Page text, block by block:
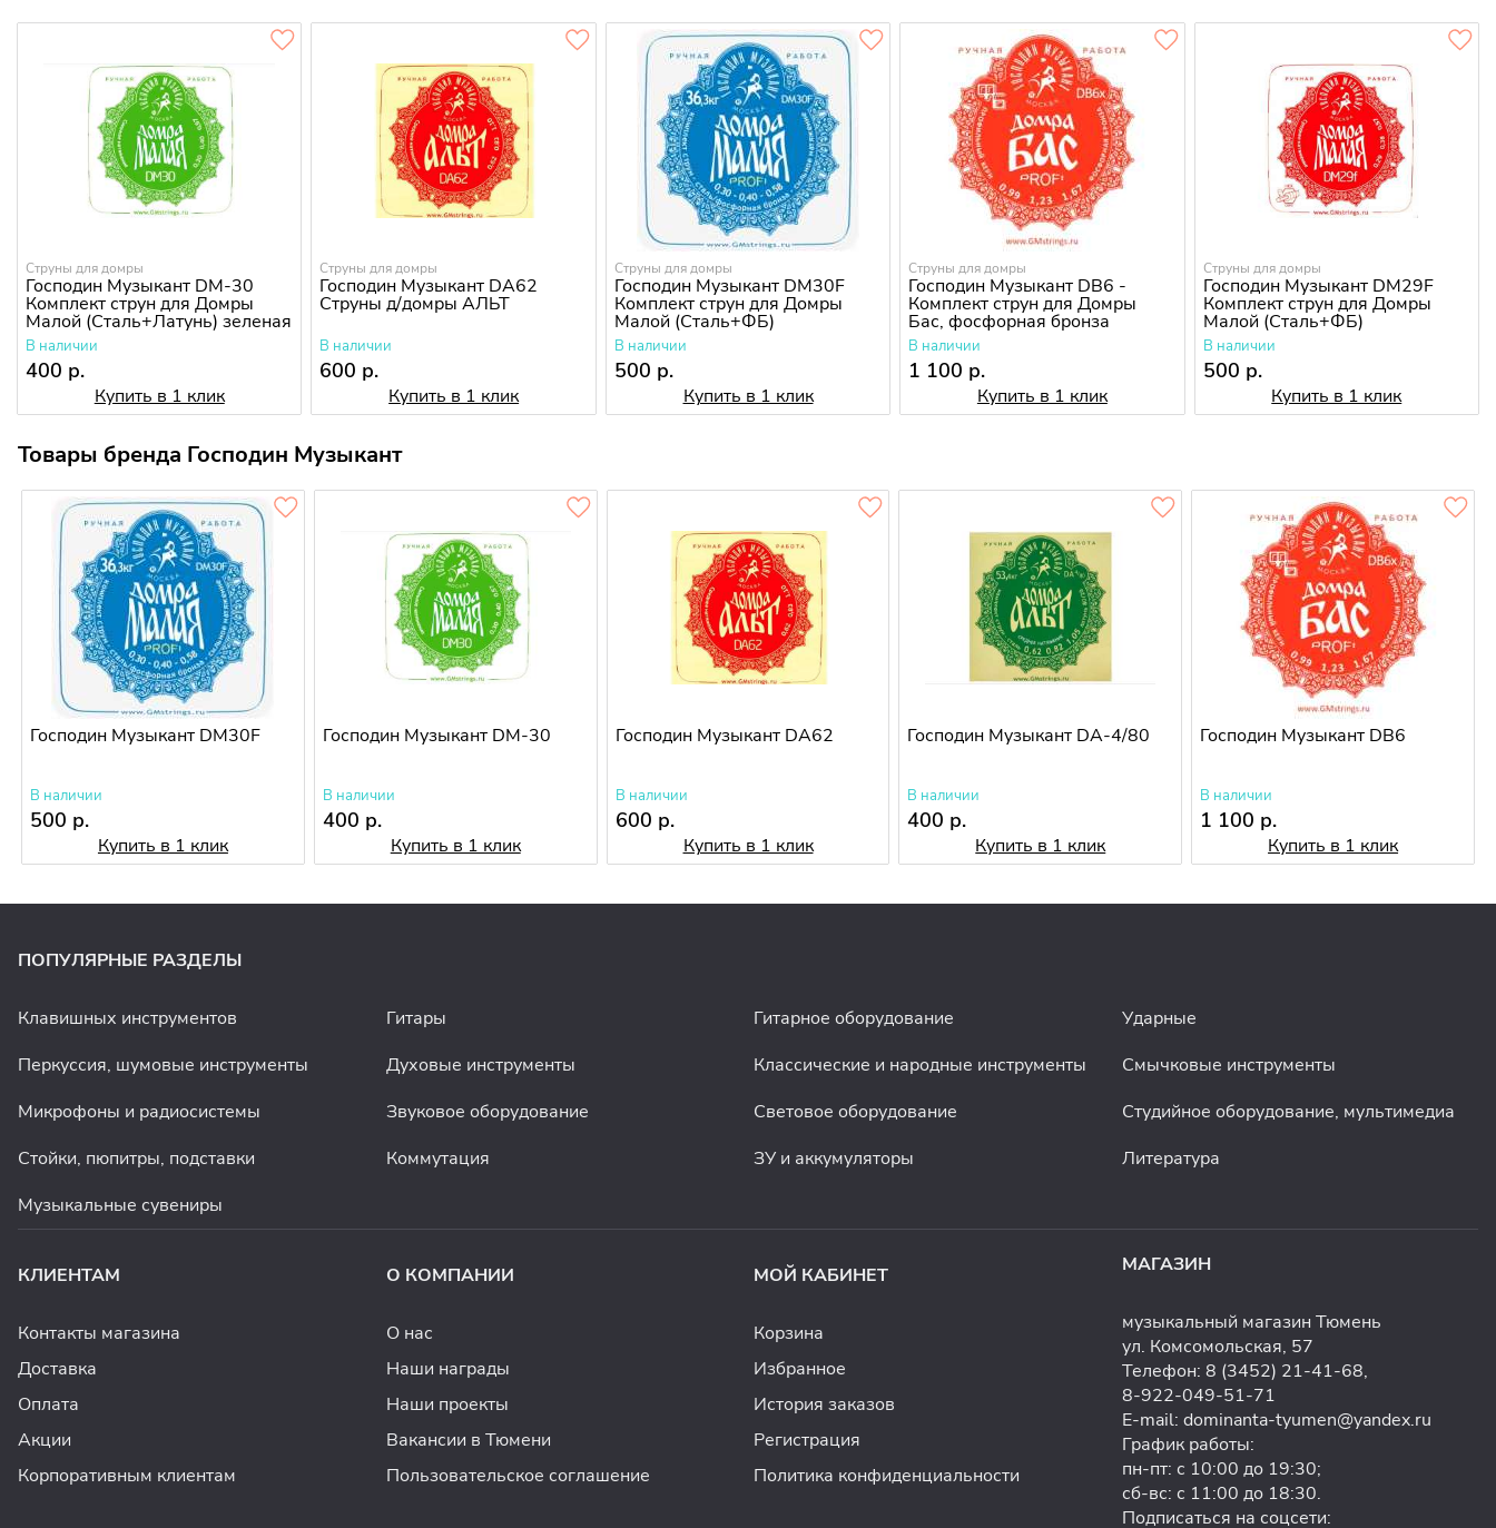
Струны для домры
Господин Музыкант DM-30
Комплект струн для Домры
Малой (Сталь+Латунь) зеленая
В наличии
400 р.
Купить в 1 клик
Струны для домры
Господин Музыкант DA62
Струны д/домры АЛЬТ
В наличии
600 р.
Купить в 1 клик
Струны для домры
Господин Музыкант DM30F
Комплект струн для Домры
Малой (Сталь+ФБ)
В наличии
500 р.
Купить в 1 клик
Струны для домры
Господин Музыкант DB6 -
Комплект струн для Домры
Бас, фосфорная бронза
В наличии
1 100 р.
Купить в 1 клик
Струны для домры
Господин Музыкант DM29F
Комплект струн для Домры
Малой (Сталь+ФБ)
В наличии
500 р.
Купить в 1 клик
Товары бренда Господин Музыкант
Господин Музыкант DM30F
В наличии
500 р.
Купить в 1 клик
Господин Музыкант DM-30
В наличии
400 р.
Купить в 1 клик
Господин Музыкант DA62
В наличии
600 р.
Купить в 1 клик
Господин Музыкант DA-4/80
В наличии
400 р.
Купить в 1 клик
Господин Музыкант DB6
В наличии
1 100 р.
Купить в 1 клик
ПОПУЛЯРНЫЕ РАЗДЕЛЫ
Клавишных инструментов Гитары Гитарное оборудование
Ударные
Перкуссия, шумовые инструменты
Духовые инструменты Классические и народные инструменты
Смычковые инструменты
Микрофоны и радиосистемы
Звуковое оборудование Световое оборудование
Студийное оборудование, мультимедиа
Стойки, пюпитры, подставки
Коммутация ЗУ и аккумуляторы
Литература
Музыкальные сувениры
КЛИЕНТАМ
Контакты магазина
Доставка
Оплата
Акции
Корпоративным клиентам
О КОМПАНИИ
О нас
Наши награды
Наши проекты
Вакансии в Тюмени
Пользовательское соглашение
МОЙ КАБИНЕТ
Корзина
Избранное
История заказов
Регистрация
Политика конфиденциальности
МАГАЗИН
музыкальный магазин Тюмень
ул. Комсомольская, 57
Телефон: 8 (3452) 21-41-68,
8-922-049-51-71
E-mail: dominanta-tyumen@yandex.ru
График работы:
пн-пт: с 10:00 до 19:30;
сб-вс: с 11:00 до 18:30.
Подписаться на соцсети: